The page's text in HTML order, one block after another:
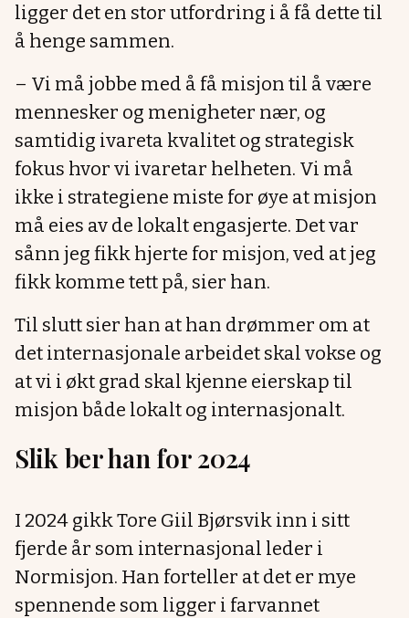
ligger det en stor utfordring i å få dette til
å henge sammen.
– Vi må jobbe med å få misjon til å være
mennesker og menigheter nær, og
samtidig ivareta kvalitet og strategisk
fokus hvor vi ivaretar helheten. Vi må
ikke i strategiene miste for øye at misjon
må eies av de lokalt engasjerte. Det var
sånn jeg fikk hjerte for misjon, ved at jeg
fikk komme tett på, sier han.
Til slutt sier han at han drømmer om at
det internasjonale arbeidet skal vokse og
at vi i økt grad skal kjenne eierskap til
misjon både lokalt og internasjonalt.
Slik ber han for 2024
I 2024 gikk Tore Giil Bjørsvik inn i sitt
fjerde år som internasjonal leder i
Normisjon. Han forteller at det er mye
spennende som ligger i farvannet